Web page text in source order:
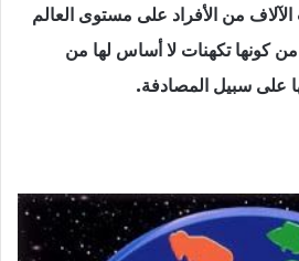
الآلاف من الأفراد على مستوى العالم
كونها تكهنات لا أساس لها من
على سبيل المصادفة.